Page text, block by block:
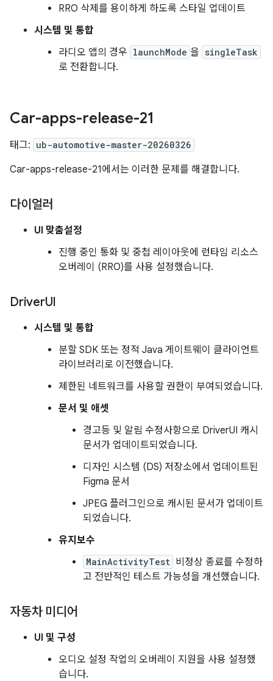
RRO 삭제를 용이하게 하도록 스타일 업데이트
시스템 및 통합
라디오 앱의 경우 launchMode 을 singleTask
로 전환합니다.
Car-apps-release-21
태그: ub-automotive-master-20260326
Car-apps-release-21에서는 이러한 문제를 해결합니다.
다이얼러
UI 맞춤설정
진행 중인 통화 및 중첩 레이아웃에 런타임 리소스
오버레이 (RRO)를 사용 설정했습니다.
DriverUI
시스템 및 통합
분할 SDK 또는 정적 Java 게이트웨이 클라이언트
라이브러리로 이전했습니다.
제한된 네트워크를 사용할 권한이 부여되었습니다.
문서 및 애셋
경고등 및 알림 수정사항으로 DriverUI 캐시
문서가 업데이트되었습니다.
디자인 시스템 (DS) 저장소에서 업데이트된
Figma 문서
JPEG 플러그인으로 캐시된 문서가 업데이트
되었습니다.
유지보수
MainActivityTest 비정상 종료를 수정하
고 전반적인 테스트 가능성을 개선했습니다.
자동차 미디어
UI 및 구성
오디오 설정 작업의 오버레이 지원을 사용 설정했
습니다.